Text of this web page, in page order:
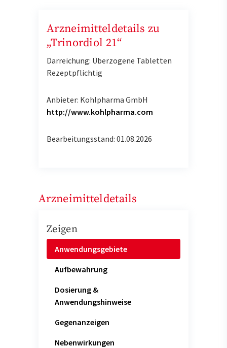
Arzneimitteldetails zu
„Trinordiol 21“
Darreichung: Überzogene Tabletten
Rezeptpflichtig
Anbieter: Kohlpharma GmbH
http://www.kohlpharma.com
Bearbeitungsstand: 01.08.2026
Arzneimitteldetails
Zeigen
Anwendungsgebiete
Aufbewahrung
Dosierung &
Anwendungshinweise
Gegenanzeigen
Nebenwirkungen